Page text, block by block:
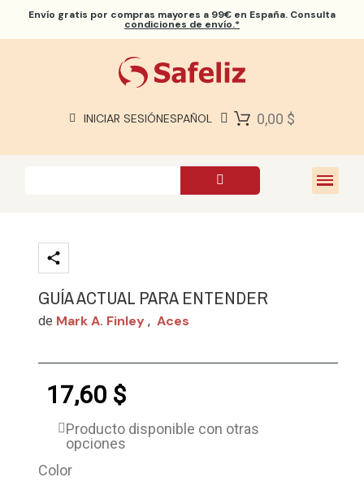
Envío gratis por compras mayores a 99€ en España. Consulta
condiciones de envío.*
INICIAR SESIÓNESPAÑOL 0,00 $
GUÍA ACTUAL PARA ENTENDER
de Mark A. Finley , Aces
17,60 $
Producto disponible con otras
opciones
Color